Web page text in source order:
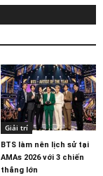
Giải trí
BTS làm nên lịch sử tại
AMAs 2026 với 3 chiến
thắng lớn